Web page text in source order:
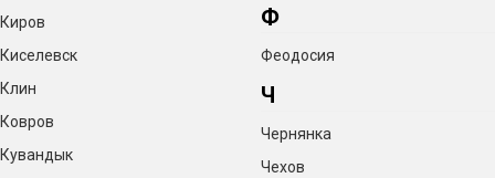
Киров
Киселевск
Клин
Ковров
Кувандык
Ф
Феодосия
Ч
Чернянка
Чехов